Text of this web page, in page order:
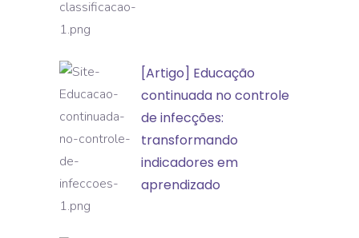
apoia
a
de
incidentes
e
eventos
adversos
[Artigo]
Educação
continuada
no
controle
de
infecções:
[Artigo] Educação
continuada no controle
de infecções:
transformando
indicadores em
aprendizado